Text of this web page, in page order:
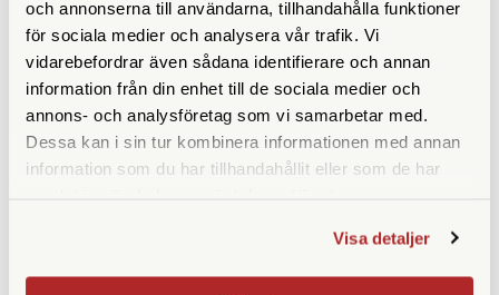
och annonserna till användarna, tillhandahålla funktioner
för sociala medier och analysera vår trafik. Vi
vidarebefordrar även sådana identifierare och annan
information från din enhet till de sociala medier och
annons- och analysföretag som vi samarbetar med.
Dessa kan i sin tur kombinera informationen med annan
information som du har tillhandahållit eller som de har
Visa detaljer
Swarovski
Harness Bag Medium
Finns i lager
770 SEK
Vortex
Finns i lager
2.290 SEK